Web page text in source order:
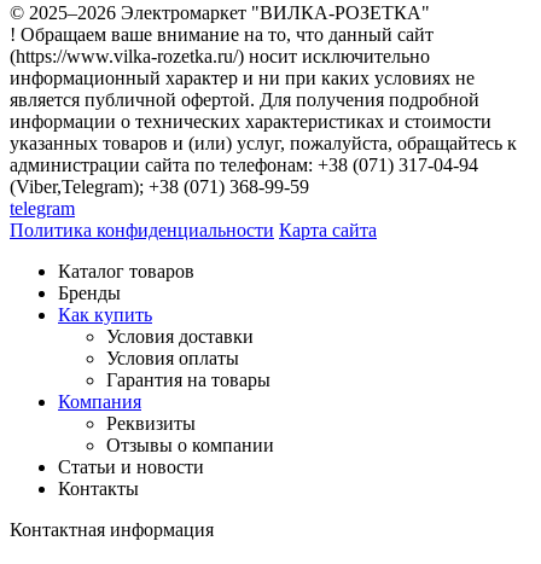
© 2025–2026 Электромаркет "ВИЛКА-РОЗЕТКА"
! Обращаем ваше внимание на то, что данный сайт
(https://www.vilka-rozetka.ru/) носит исключительно
информационный характер и ни при каких условиях не
является публичной офертой. Для получения подробной
информации о технических характеристиках и стоимости
указанных товаров и (или) услуг, пожалуйста, обращайтесь к
администрации сайта по телефонам: +38 (071) 317-04-94
(Viber,Telegram); +38 (071) 368-99-59
telegram
Политика конфиденциальности Карта сайта
Каталог товаров
Бренды
Как купить
Условия доставки
Условия оплаты
Гарантия на товары
Компания
Реквизиты
Отзывы о компании
Статьи и новости
Контакты
Контактная информация